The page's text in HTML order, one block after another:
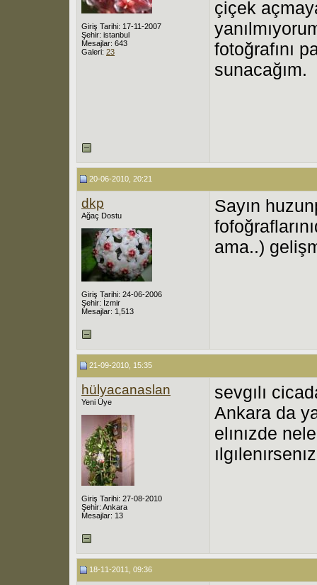
Giriş Tarihi: 17-11-2007
Şehir: istanbul
Mesajlar: 643
Galeri: 23
çiçek
fotoğrafını
sunacağım.
20-06-2010, 20:21
dkp
Ağaç Dostu
Giriş Tarihi: 24-06-2006
Şehir: İzmir
Mesajlar: 1,513
Sayın
ama..)
21-09-2010, 15:35
hülyacanaslan
Yeni Üye
Giriş Tarihi: 27-08-2010
Şehir: Ankara
Mesajlar: 13
sevgılı
Ankara da
elınızde
18-11-2011, 09:36